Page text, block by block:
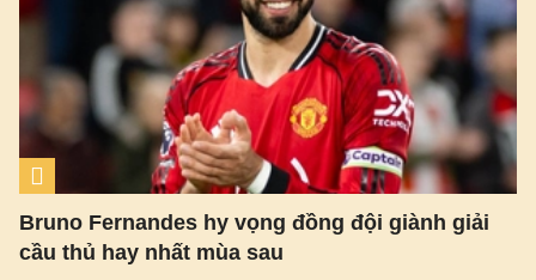
Bruno Fernandes hy vọng đồng đội giành giải
cầu thủ hay nhất mùa sau